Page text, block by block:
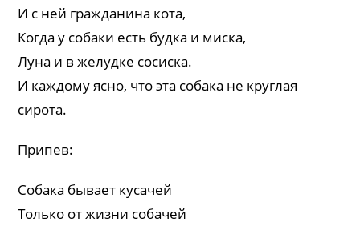
И с ней гражданина кота,
Когда у собаки есть будка и миска,
Луна и в желудке сосиска.
И каждому ясно, что эта собака не круглая
сирота.
Припев:
Собака бывает кусачей
Только от жизни собачей